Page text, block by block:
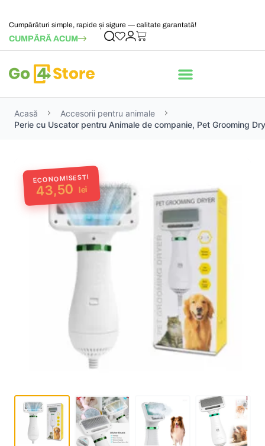
Cumpărături simple, rapide și sigure — calitate garantată!
CUMPĂRĂ ACUM
Acasă
Accesorii pentru animale
Perie cu Uscator pentru Animale de companie, Pet Grooming
ECONOMISESTI
43,50 lei